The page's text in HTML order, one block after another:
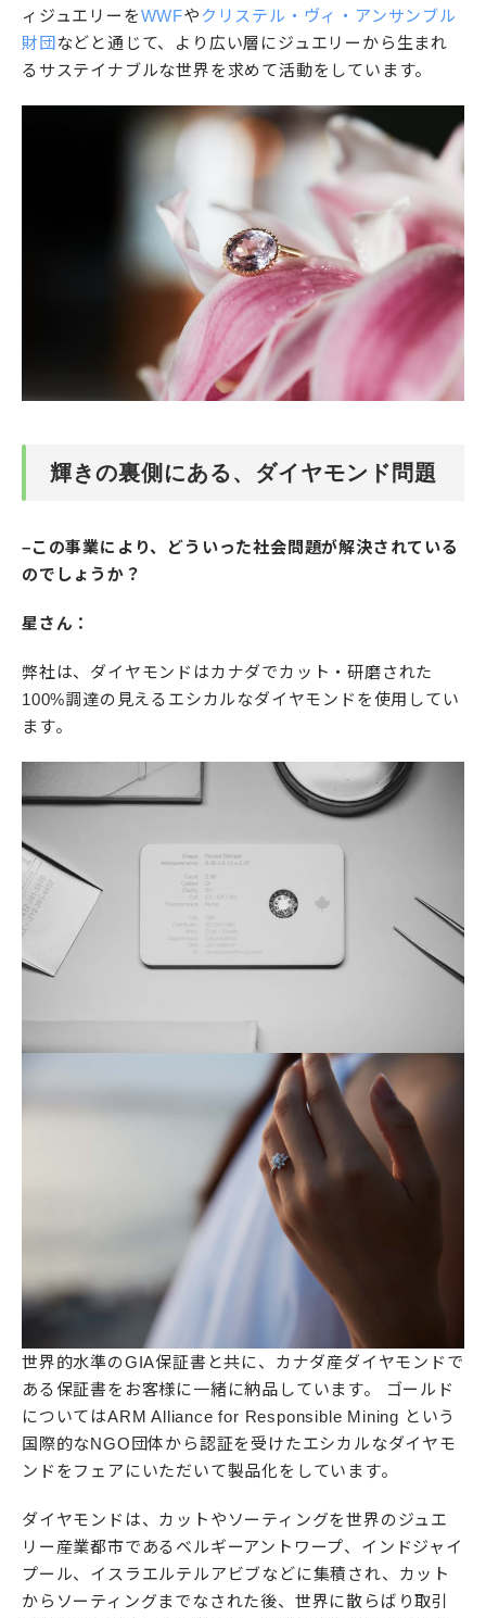
ィジュエリーをWWFや クリステル・ヴィ・アンサンブル
財団 などと通じて、より広い層にジュエリーから生まれ
るサステイナブルな世界を求めて活動をしています。
輝きの裏側にある、ダイヤモンド問題
–この事業により、どういった社会問題が解決されている
のでしょうか？
星さん：
弊社は、ダイヤモンドはカナダでカット・研磨された
100%調達の見えるエシカルなダイヤモンドを使用してい
ます。
世界的水準のGIA保証書と共に、カナダ産ダイヤモンドで
ある保証書をお客様に一緒に納品しています。 ゴールド
についてはARM Alliance for Responsible Mining という
国際的なNGO団体から認証を受けたエシカルなダイヤモ
ンドをフェアにいただいて製品化をしています。
ダイヤモンドは、カットやソーティングを世界のジュエ
リー産業都市であるベルギーアントワープ、インドジャイ
プール、イスラエルテルアビブなどに集積され、カット
からソーティングまでなされた後、世界に散らばり取引